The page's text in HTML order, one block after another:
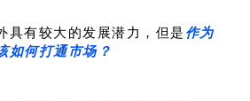
具有较大的发展潜力，但是 作为
如何打通市场？